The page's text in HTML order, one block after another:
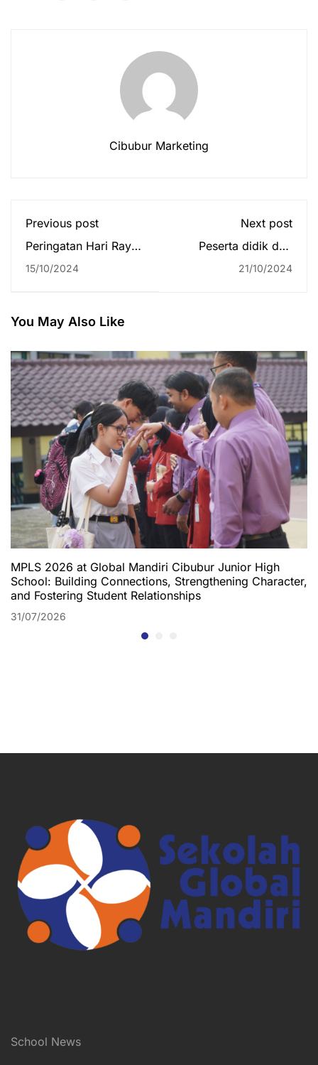
Cibubur Marketing
Previous post
Peringatan Hari Raya
Peserta Didik di
15/10/2024
Next post
Peserta didik dari
Mandiri Jakarta
21/10/2024
You May Also Like
MPLS 2026 at Global Mandiri Cibubur Junior High
School: Building Connections, Strengthening Character,
and Fostering Student Relationships
31/07/2026
School News